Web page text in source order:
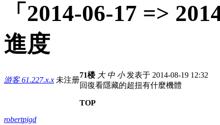
「2014-06-17 =>
進度
游客61.227.x.x 未注册
71楼 大 中 小发表于 2014-08-19 12:32
回復看隱藏的超扭有什麼機體
TOP
robertpigd